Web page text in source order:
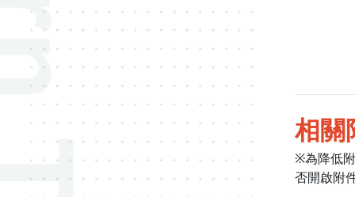
相關
※為降低
否開啟附